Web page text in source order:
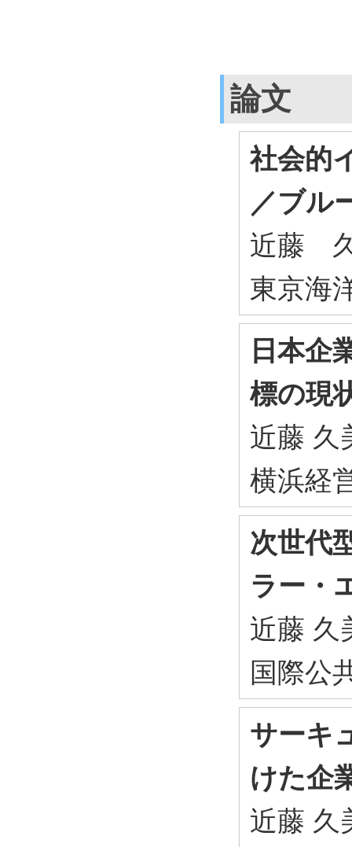
論文
社会的
／ブル
近藤
東京海
日本企
標の現
近藤 久
横浜経
次世代
ラー・
近藤 久
国際公
サーキ
けた企
近藤 久